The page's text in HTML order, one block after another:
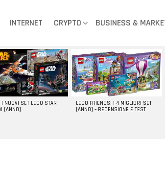
INTERNET CRYPTO BUSINESS &
NUOVI SET LEGO STAR
[ANNO]
LEGO FRIENDS: I 4 MIGLIORI SET
[ANNO] – RECENSIONE E TEST